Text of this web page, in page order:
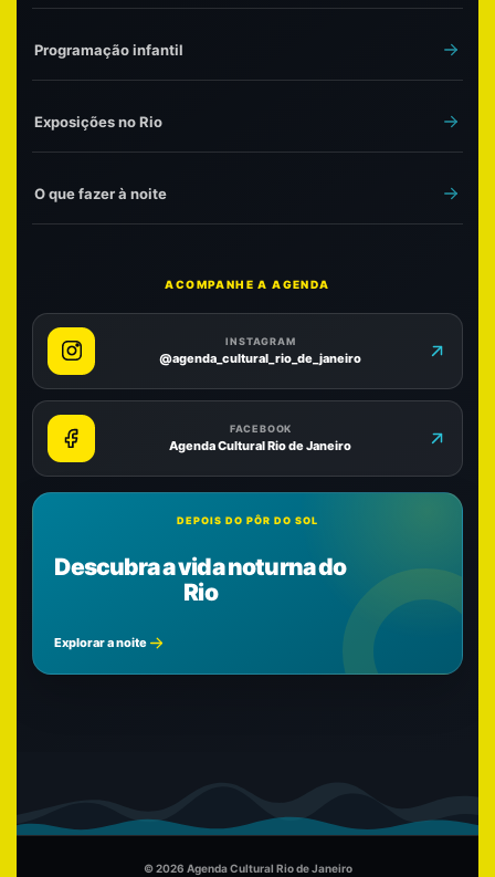
Programação infantil
Exposições no Rio
O que fazer à noite
ACOMPANHE A AGENDA
INSTAGRAM
@agenda_cultural_rio_de_janeiro
FACEBOOK
Agenda Cultural Rio de Janeiro
DEPOIS DO PÔR DO SOL
Descubra a vida noturna do
Rio
Explorar a noite
© 2026 Agenda Cultural Rio de Janeiro